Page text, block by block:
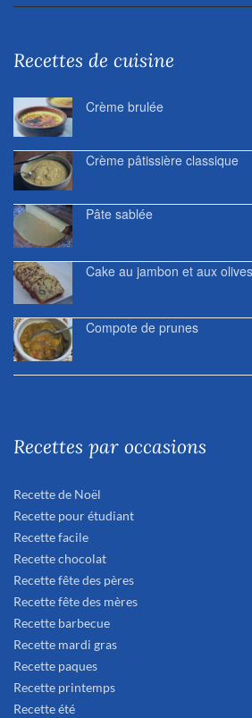
Recettes de cuisine
Crème brulée
Crème pâtissière classique
Pâte sablée
Cake au jambon et aux olives
Compote de prunes
Recettes par occasions
Recette de Noël
Recette pour étudiant
Recette facile
Recette chocolat
Recette fête des pères
Recette fête des mères
Recette barbecue
Recette mardi gras
Recette paques
Recette printemps
Recette été